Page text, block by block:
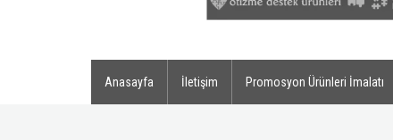
Anasayfa İletişim Promosyon Ürünleri İmalatı